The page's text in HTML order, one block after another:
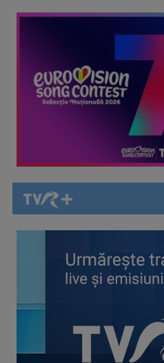
Spania a învins Franța cu 2-0 și
Campionatului Mondial
Universitatea Craiova își
urma loviturilor de ...